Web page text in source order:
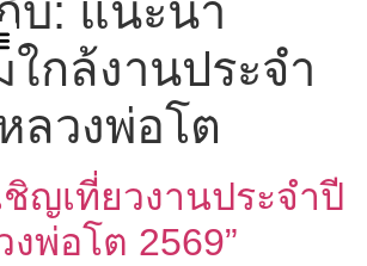
บ: แนะนำ
ใกล้งานประจำ
ลวงพ่อโต
ชิญเที่ยวงานประจำปี
งพ่อโต 2569”